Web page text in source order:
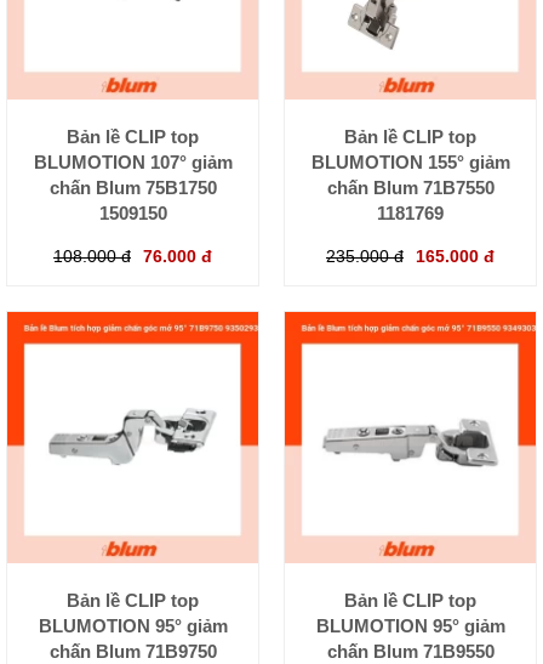
Bản lề CLIP top
BLUMOTION 107° giảm
chấn Blum 75B1750
1509150
108.000 đ 76.000 đ
Bản lề CLIP top
BLUMOTION 155° giảm
chấn Blum 71B7550
1181769
235.000 đ 165.000 đ
Bản lề CLIP top
BLUMOTION 95° giảm
chấn Blum 71B9750
Bản lề CLIP top
BLUMOTION 95° giảm
chấn Blum 71B9550